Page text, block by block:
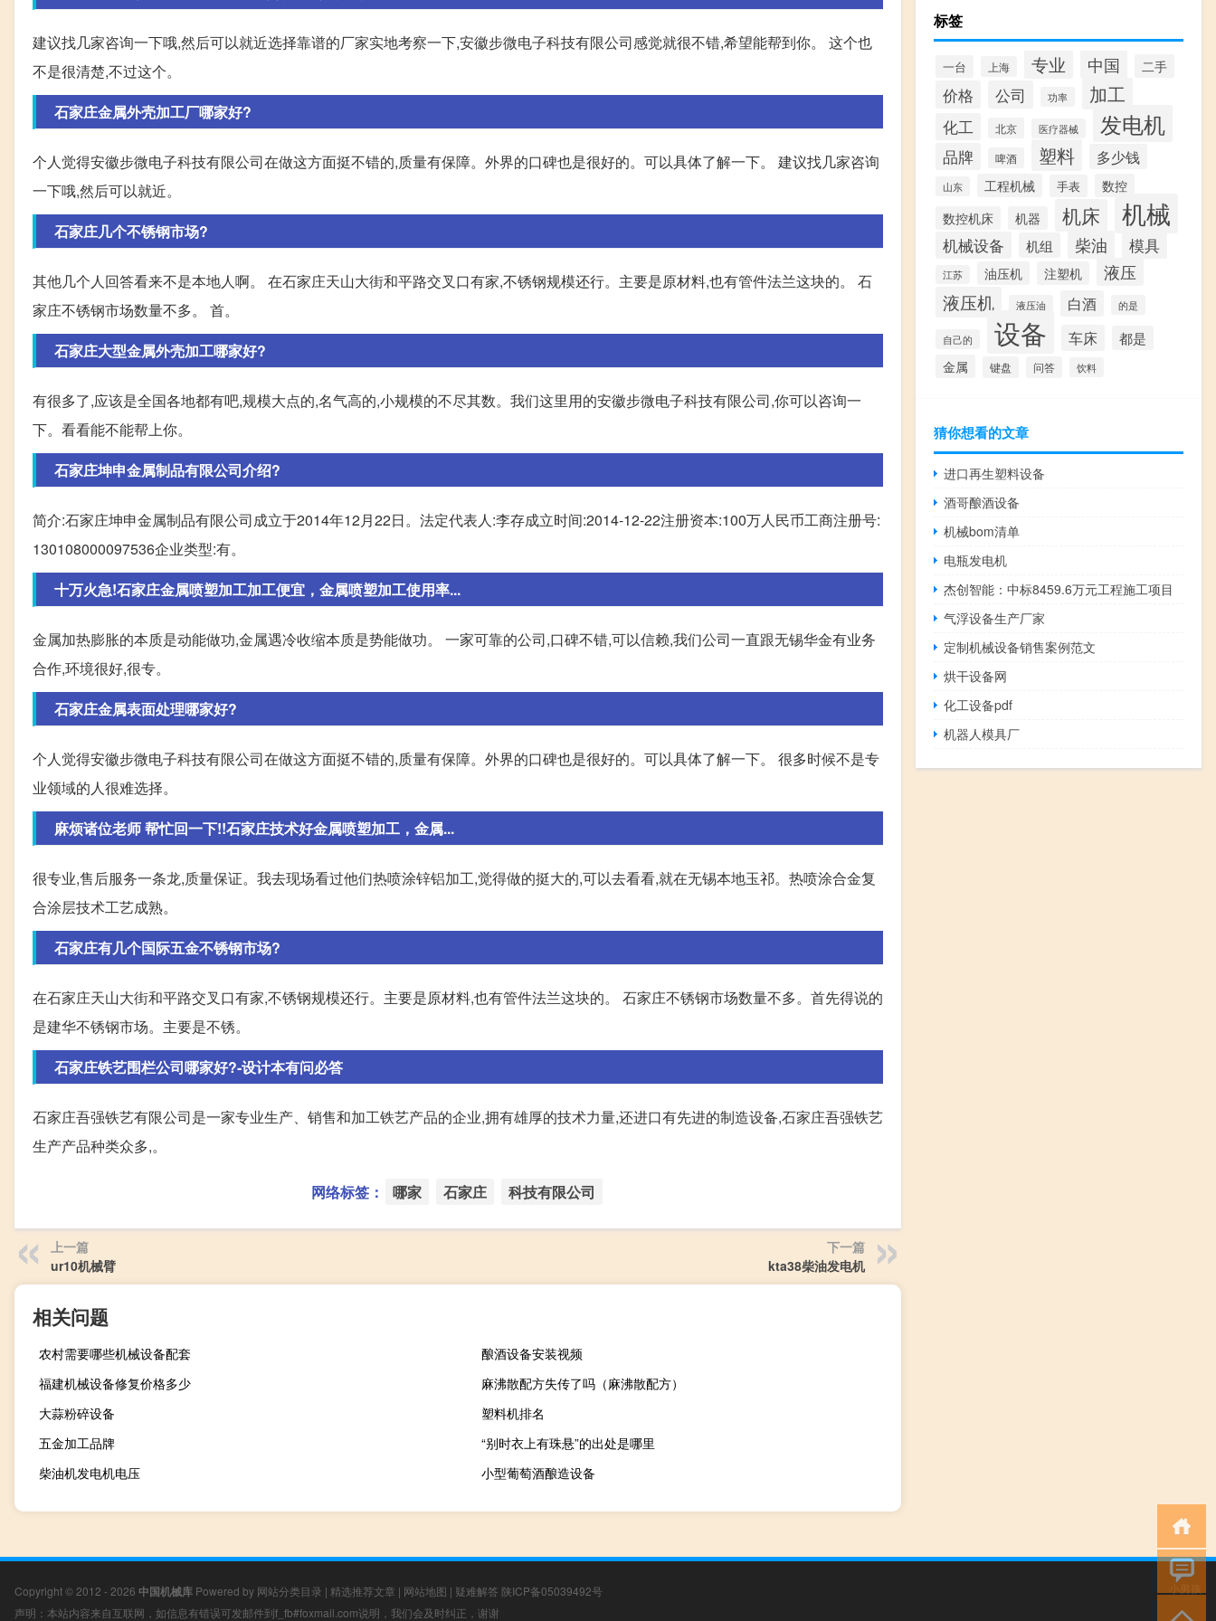
建议找几家咨询一下哦,然后可以就近选择靠谱的厂家实地考察一下,安徽步微电子科技有限公司感觉就很不错,希望能帮到你。 这个也
不是很清楚,不过这个。
石家庄金属外壳加工厂哪家好?
个人觉得安徽步微电子科技有限公司在做这方面挺不错的,质量有保障。外界的口碑也是很好的。可以具体了解一下。 建议找几家咨询
一下哦,然后可以就近。
石家庄几个不锈钢市场?
其他几个人回答看来不是本地人啊。 在石家庄天山大街和平路交叉口有家,不锈钢规模还行。主要是原材料,也有管件法兰这块的。 石
家庄不锈钢市场数量不多。 首。
石家庄大型金属外壳加工哪家好?
有很多了,应该是全国各地都有吧,规模大点的,名气高的,小规模的不尽其数。我们这里用的安徽步微电子科技有限公司,你可以咨询一
下。看看能不能帮上你。
石家庄坤申金属制品有限公司介绍?
简介:石家庄坤申金属制品有限公司成立于2014年12月22日。法定代表人:李存成立时间:2014-12-22注册资本:100万人民币工商注册号:
130108000097536企业类型:有。
十万火急!石家庄金属喷塑加工加工便宜，金属喷塑加工使用率...
金属加热膨胀的本质是动能做功,金属遇冷收缩本质是势能做功。 一家可靠的公司,口碑不错,可以信赖,我们公司一直跟无锡华金有业务
合作,环境很好,很专。
石家庄金属表面处理哪家好?
个人觉得安徽步微电子科技有限公司在做这方面挺不错的,质量有保障。外界的口碑也是很好的。可以具体了解一下。 很多时候不是专
业领域的人很难选择。
麻烦诸位老师 帮忙回一下!!石家庄技术好金属喷塑加工，金属...
很专业,售后服务一条龙,质量保证。我去现场看过他们热喷涂锌铝加工,觉得做的挺大的,可以去看看,就在无锡本地玉祁。热喷涂合金复
合涂层技术工艺成熟。
石家庄有几个国际五金不锈钢市场?
在石家庄天山大街和平路交叉口有家,不锈钢规模还行。主要是原材料,也有管件法兰这块的。 石家庄不锈钢市场数量不多。首先得说的
是建华不锈钢市场。主要是不锈。
石家庄铁艺围栏公司哪家好?-设计本有问必答
石家庄吾强铁艺有限公司是一家专业生产、销售和加工铁艺产品的企业,拥有雄厚的技术力量,还进口有先进的制造设备,石家庄吾强铁艺
生产产品种类众多,。
网络标签： 哪家 石家庄 科技有限公司
上一篇
ur10机械臂
下一篇
kta38柴油发电机
相关问题
农村需要哪些机械设备配套
酿酒设备安装视频
福建机械设备修复价格多少
麻沸散配方失传了吗（麻沸散配方）
大蒜粉碎设备
塑料机排名
五金加工品牌
“别时衣上有珠悬”的出处是哪里
柴油机发电机电压
小型葡萄酒酿造设备
标签
一台 上海 专业 中国 二手
价格 公司 功率 加工
化工 北京 医疗器械 发电机
品牌 啤酒 塑料 多少钱
山东 工程机械 手表
数控
数控机床
机器 机床 机械
机械设备 机组 柴油 模具
江苏 油压机 注塑机 液压
液压机 液压油 白酒 的是
自己的 设备 车床 都是
金属 键盘 问答 饮料
猜你想看的文章
进口再生塑料设备
酒哥酿酒设备
机械bom清单
电瓶发电机
杰创智能：中标8459.6万元工程施工项目
气浮设备生产厂家
定制机械设备销售案例范文
烘干设备网
化工设备pdf
机器人模具厂
Copyright © 2012 - 2026 中国机械库 Powered by 网站分类目录 | 精选推荐文章 | 网站地图 | 疑难解答 陕ICP备05039492号
声明：本站内容来自互联网，如信息有错误可发邮件到f_fb#foxmail.com说明，我们会及时纠正，谢谢
小男孩